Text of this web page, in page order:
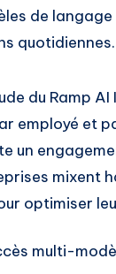
de
quotidiennes.
du Ramp
employé et
un
mixent
optimiser
multi-